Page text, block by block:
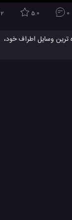
2 5.0 0
ترین وسایل اطراف خود،
بدهید و آن ها را